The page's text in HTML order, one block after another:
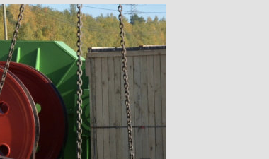
МЕТАЛЛОКОНСТРУКЦИИ
МЕТАЛЛИЧЕСКИЕ
КАРКАСЫ
КАЛЬКУЛЯТОР
МЕТАЛЛОКОНСТРУКЦИЙ